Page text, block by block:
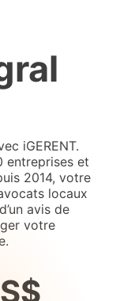
iGERENT.
entreprises et
2014, votre
locaux
avis de
votre